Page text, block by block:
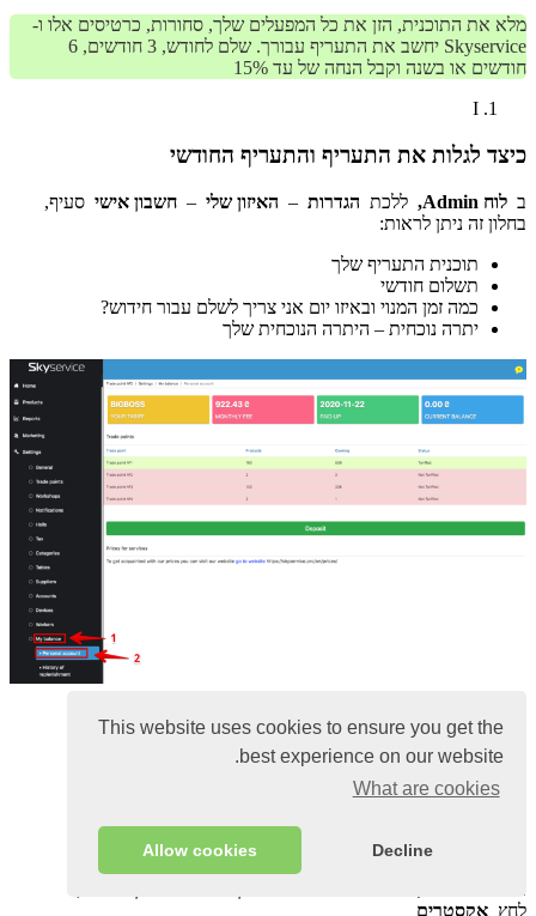
This website uses cookies to ensure you get the
best experience on our website.
What are cookies
Decline
Allow cookies
מלא את התוכנית, הזן את כל המפעלים שלך, סחורות, כרטיסים אלו ו-
Skyservice יחשב את התעריף עבורך. שלם לחודש, 3 חודשים, 6
חודשים או בשנה וקבל הנחה של עד 15%
I
כיצד לגלות את התעריף והתעריף החודשי
ב לוח Admin, ללכת הגדרות – האיזון שלי – חשבון אישי סעיף,
בחלון זה ניתן לראות:
תוכנית התעריף שלך
תשלום חודשי
כמה זמן המנוי ובאיזו יום אני צריך לשלם עבור חידוש?
יתרה נוכחית – היתרה הנוכחית שלך
הנקודה הטעונה מודגשת בירוק
נקודה מודגשת באדום שטרם טעונה
II
כיצד לשלם עבור התוכנית
לחץ אקסטרים